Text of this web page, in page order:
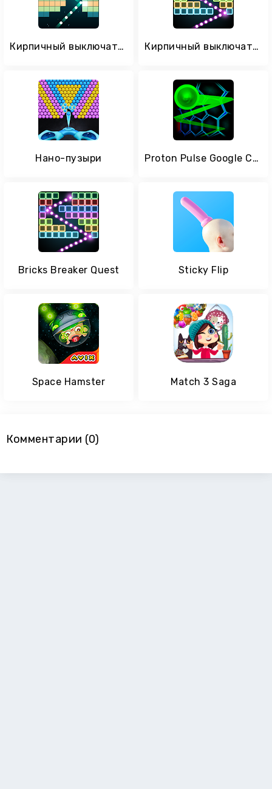
Кирпичный выключатель выстрел Кирпичный выключатель поиск
Нано-пузыри Proton Pulse Google Cardboard
Bricks Breaker Quest Sticky Flip
Space Hamster Match 3 Saga
Комментарии (0)